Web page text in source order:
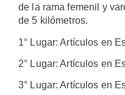
de la rama femenil y
de 5 kilómetros.
1° Lugar: Artículos en
2° Lugar: Artículos en
3° Lugar: Artículos en